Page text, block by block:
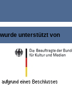
wurde unterstützt von